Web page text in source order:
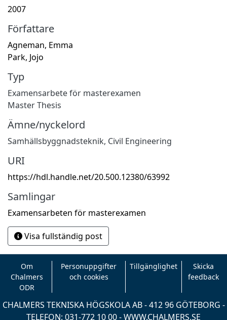
2007
Författare
Agneman, Emma
Park, Jojo
Typ
Examensarbete för masterexamen
Master Thesis
Ämne/nyckelord
Samhällsbyggnadsteknik, Civil Engineering
URI
https://hdl.handle.net/20.500.12380/63992
Samlingar
Examensarbeten för masterexamen
Visa fullständig post
Om
Chalmers
ODR
Personuppgifter
och cookies
Tillgänglighet
Skicka
feedback
CHALMERS TEKNISKA HÖGSKOLA AB - 412 96 GÖTEBORG -
TELEFON: 031-772 10 00 -WWW.CHALMERS.SE